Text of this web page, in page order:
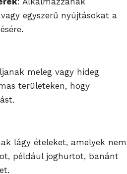
egyszerű nyújtásokat a
meleg vagy hideg
területeken, hogy
lágy ételeket, amelyek nem
például joghurtot, banánt